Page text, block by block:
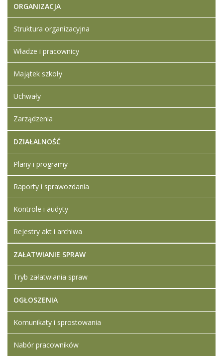
wykonawcy
ORGANIZACJA
Struktura organizacyjna
Władze i pracownicy
Majątek szkoły
Uchwały
Zarządzenia
DZIAŁALNOŚĆ
Plany i programy
Raporty i sprawozdania
Kontrole i audyty
Rejestry akt i archiwa
ZAŁATWIANIE SPRAW
Tryb załatwiania spraw
OGŁOSZENIA
Komunikaty i sprostowania
Nabór pracowników